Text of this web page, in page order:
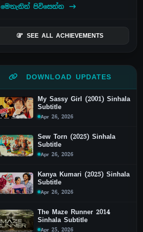
මෙතැනින් පිවිසෙන්න
SEE ALL ACHIEVEMENTS
DOWNLOAD UPDATES
My Sassy Girl (2001) Sinhala
Subtitle
Apr 26, 2026
Sew Torn (2025) Sinhala
Subtitle
Apr 26, 2026
Kanya Kumari (2025) Sinhala
Subtitle
Apr 26, 2026
The Maze Runner 2014
Sinhala Subtitle
Apr 25, 2026